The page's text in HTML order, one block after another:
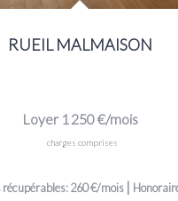
RUEIL MALMAISON
Loyer 1 250 €/mois
charges comprises
récupérables: 260 €/mois |